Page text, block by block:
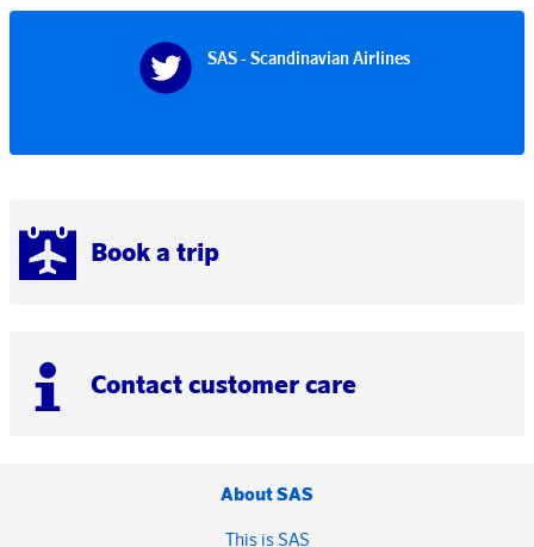
Book a trip
Contact customer care
SAS - Scandinavian Airlines
About SAS
This is SAS